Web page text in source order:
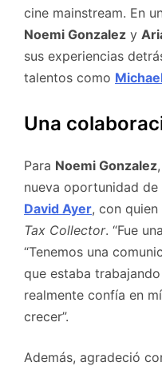
cine mainstream. En
Noemi Gonzalez y
sus experiencias
talentos como
Una
Para Noemi Gonzalez,
nueva oportunidad
David Ayer, con
Tax Collector. “Fue
“Tenemos una
que estaba
realmente confía en
crecer”.
Además, agradeció